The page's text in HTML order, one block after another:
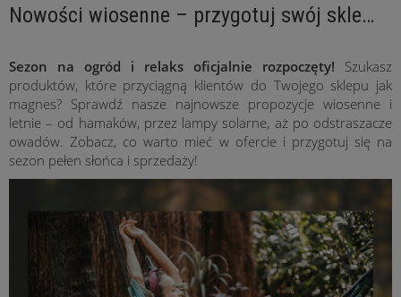
Nowości wiosenne – przygotuj swój sklep na sezon!
Sezon na ogród i relaks oficjalnie rozpoczęty! Szukasz
produktów, które przyciągną klientów do Twojego sklepu jak
magnes? Sprawdź nasze najnowsze propozycje wiosenne i
letnie – od hamaków, przez lampy solarne, aż po odstraszacze
owadów. Zobacz, co warto mieć w ofercie i przygotuj się na
sezon pełen słońca i sprzedaży!